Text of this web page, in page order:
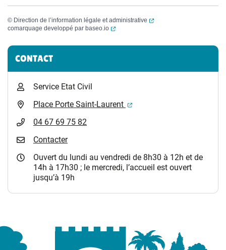
© Direction de l’information légale et administrative
(ouverture dans un
comarquage developpé par baseo.io (ouverture dans un nouvel onglet)
Informations complémentaires
CONTACT
Service Etat Civil
Place Porte Saint-Laurent
(ouverture dans un
04 67 69 75 82
Contacter
Ouvert du lundi au vendredi de 8h30 à 12h et de
14h à 17h30 ; le mercredi, l’accueil est ouvert
jusqu’à 19h